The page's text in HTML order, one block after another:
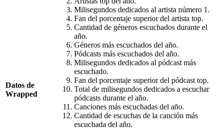
Datos de
Wrapped
Milisegundos dedicados al artista número 1.
Fan del porcentaje superior del artista top.
Cantidad de géneros escuchados durante el
año.
Géneros más escuchados del año.
Pódcasts más escuchados del año.
Milisegundos dedicados al pódcast más
escuchado.
Fan del porcentaje superior del pódcast top.
Total de milisegundos dedicados a escuchar
pódcasts durante el año.
Canciones más escuchadas del año.
Cantidad de escuchas de la canción más
escuchada del año.